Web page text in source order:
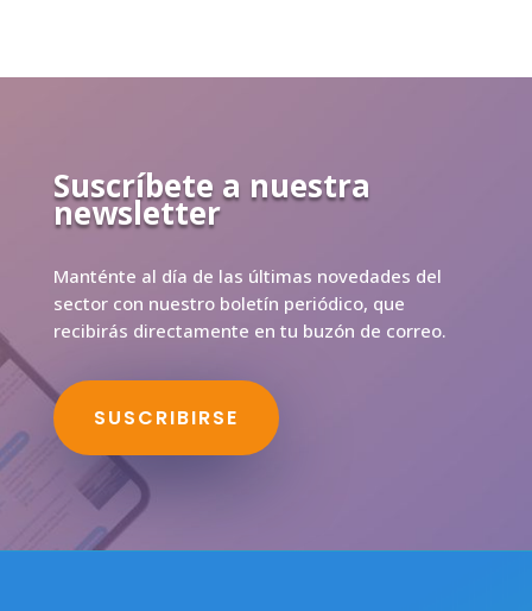
Suscríbete a nuestra
newsletter
Manténte al día de las últimas novedades del
sector con nuestro boletín periódico, que
recibirás directamente en tu buzón de correo.
SUSCRIBIRSE